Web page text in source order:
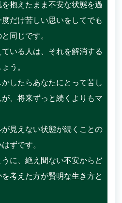
抱えたまま不安な状態を過
だけ苦しい思いをしてでも
同じです。
いる人は、それを解消する
う。
したらあなたにとって苦し
、将来ずっと続くよりもマ
見えない状態が続くことの
ずです。
に、絶え間ない不安からど
考えた方が賢明な生き方と